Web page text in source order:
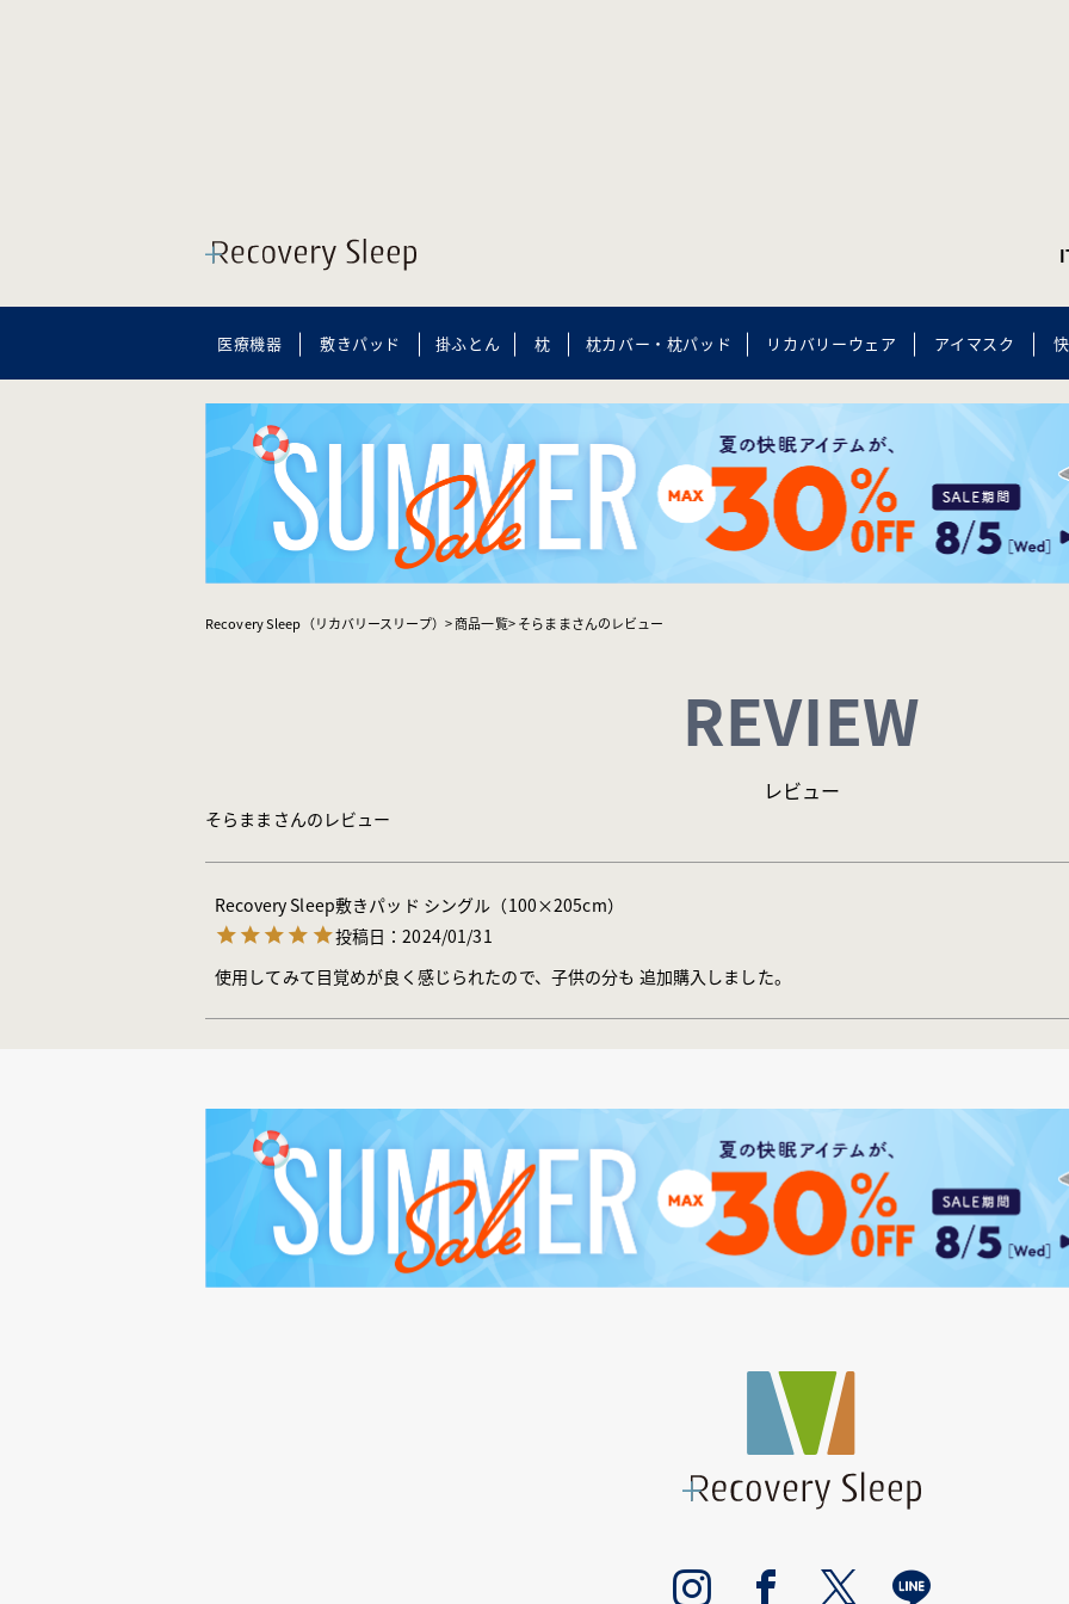
医療機器 敷きパッド 掛ふとん 枕 枕カバー・枕パッド リカバリーウェア アイマスク
Recovery Sleep（リカバリースリープ） 商品一覧 そらままさんのレビュー
REVIEW
レビュー
そらままさんのレビュー
Recovery Sleep敷きパッド シングル（100×205cm）
投稿日
2024/01/31
使用してみて目覚めが良く感じられたので、子供の分も 追加購入しました。